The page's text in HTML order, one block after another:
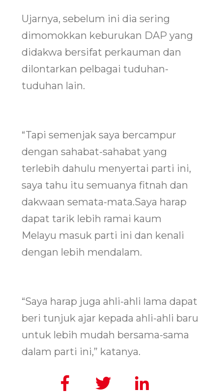
Ujarnya, sebelum ini dia sering
dimomokkan keburukan DAP yang
didakwa bersifat perkauman dan
dilontarkan pelbagai tuduhan-
tuduhan lain.
“Tapi semenjak saya bercampur
dengan sahabat-sahabat yang
terlebih dahulu menyertai parti ini,
saya tahu itu semuanya fitnah dan
dakwaan semata-mata.Saya harap
dapat tarik lebih ramai kaum
Melayu masuk parti ini dan kenali
dengan lebih mendalam.
“Saya harap juga ahli-ahli lama dapat
beri tunjuk ajar kepada ahli-ahli baru
untuk lebih mudah bersama-sama
dalam parti ini,” katanya.